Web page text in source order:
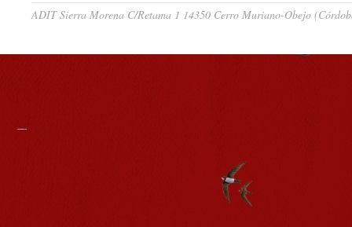
ADIT Sierra Morena C/Retama 1 14350 Cerro Muriano-Obejo